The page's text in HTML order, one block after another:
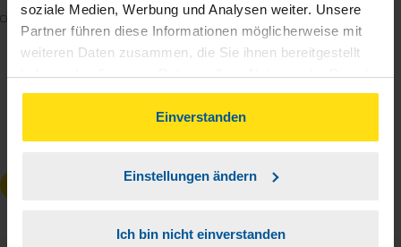
soziale Medien, Werbung und Analysen weiter. Unsere
Partner führen diese Informationen möglicherweise mit
weiteren Daten zusammen, die Sie ihnen bereitgestellt
haben oder die sie im Rahmen Ihrer Nutzung der Dienste
gesammelt haben. Indem Sie auf Einverstanden klicken,
können Sie der Verwendung von Cookies, gemäß
unserer➔ Datenschutzrichtliniezustimmen.
Einverstanden
Einstellungen ändern
Ich bin nicht einverstanden
Mit dem Absenden des Kontaktformulars erkläre ich
mich damit einverstanden, dass meine Daten zur
Analyse der Zugriffsquelle verwendet werden.
Datenschutzbestimmungen
Kenntnis genommen.*
Anfrage absenden